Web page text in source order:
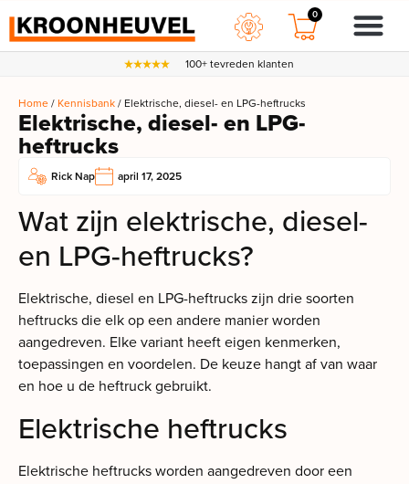
0
100+ tevreden klanten
Home/ Kennisbank/ Elektrische, diesel- en LPG-heftrucks
Elektrische, diesel- en LPG-
heftrucks
Rick Nap april 17, 2025
Wat zijn elektrische, diesel-
en LPG-heftrucks?
Elektrische, diesel en LPG-heftrucks zijn drie soorten
heftrucks die elk op een andere manier worden
aangedreven. Elke variant heeft eigen kenmerken,
toepassingen en voordelen. De keuze hangt af van waar
en hoe u de heftruck gebruikt.
Elektrische heftrucks
Elektrische heftrucks worden aangedreven door een